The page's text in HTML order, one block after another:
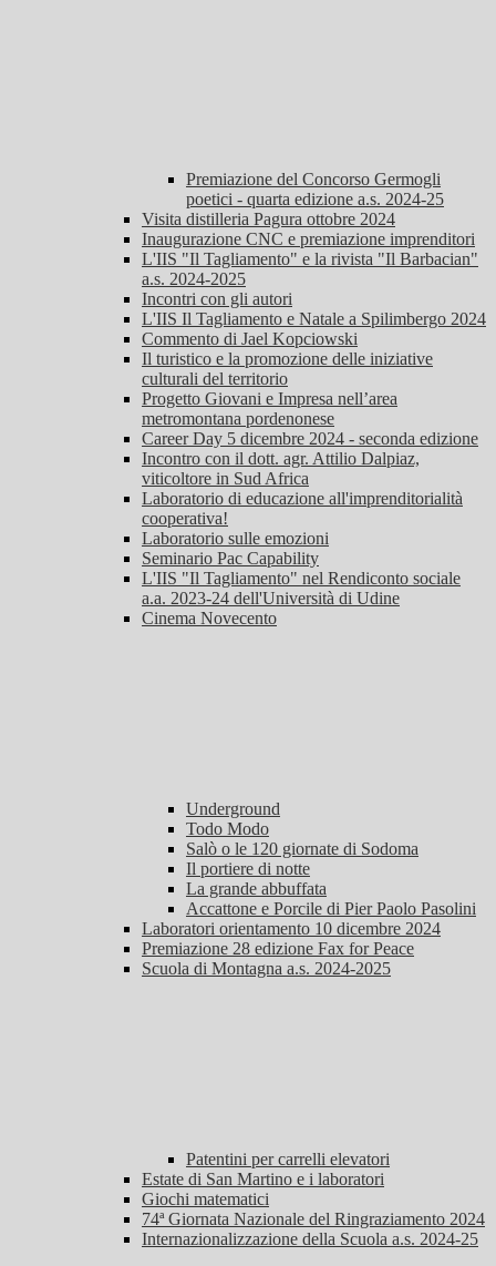
Premiazione del Concorso Germogli
poetici - quarta edizione a.s. 2024-25
Visita distilleria Pagura ottobre 2024
Inaugurazione CNC e premiazione imprenditori
L'IIS "Il Tagliamento" e la rivista "Il Barbacian"
a.s. 2024-2025
Incontri con gli autori
L'IIS Il Tagliamento e Natale a Spilimbergo 2024
Commento di Jael Kopciowski
Il turistico e la promozione delle iniziative
culturali del territorio
Progetto Giovani e Impresa nell’area
metromontana pordenonese
Career Day 5 dicembre 2024 - seconda edizione
Incontro con il dott. agr. Attilio Dalpiaz,
viticoltore in Sud Africa
Laboratorio di educazione all'imprenditorialità
cooperativa!
Laboratorio sulle emozioni
Seminario Pac Capability
L'IIS "Il Tagliamento" nel Rendiconto sociale
a.a. 2023-24 dell'Università di Udine
Cinema Novecento
Underground
Todo Modo
Salò o le 120 giornate di Sodoma
Il portiere di notte
La grande abbuffata
Accattone e Porcile di Pier Paolo Pasolini
Laboratori orientamento 10 dicembre 2024
Premiazione 28 edizione Fax for Peace
Scuola di Montagna a.s. 2024-2025
Patentini per carrelli elevatori
Estate di San Martino e i laboratori
Giochi matematici
74ª Giornata Nazionale del Ringraziamento 2024
Internazionalizzazione della Scuola a.s. 2024-25